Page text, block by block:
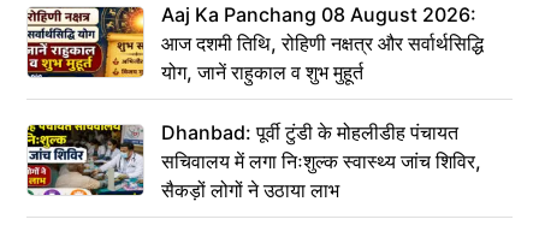
Aaj Ka Panchang 08 August 2026:
आज दशमी तिथि, रोहिणी नक्षत्र और सर्वार्थसिद्धि
योग, जानें राहुकाल व शुभ मुहूर्त
Dhanbad: पूर्वी टुंडी के मोहलीडीह पंचायत
सचिवालय में लगा निःशुल्क स्वास्थ्य जांच शिविर,
सैकड़ों लोगों ने उठाया लाभ